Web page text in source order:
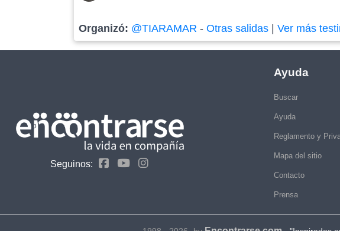
Organizó: @TIARAMAR -Otras salidas |Ver más
Seguinos:
Ayuda
Buscar
Ayuda
Reglamento y
Mapa del sitio
Contacto
Prensa